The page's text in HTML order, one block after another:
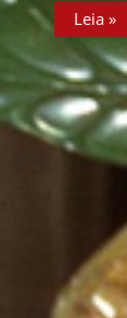
Leia »
Leia »